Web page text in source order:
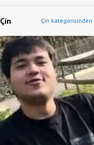
Çin Çin kategorisinden